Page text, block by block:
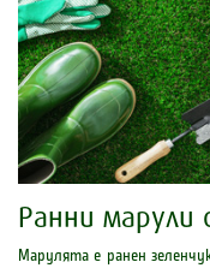
Ранни марули
Марулята е ранен